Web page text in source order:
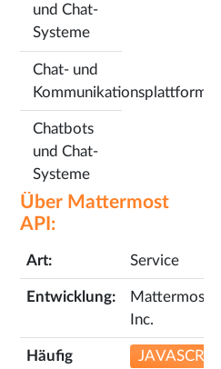
und Chat-
Systeme
Chat- und
Kommunikationsplattformen
Chatbots
und Chat-
Systeme
Über Mattermost
API:
Art: Service
Entwicklung:
Mattermost
Inc.
Häufig
JAVASCRIPT